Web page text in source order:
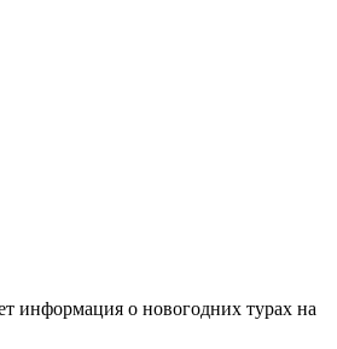
информация о новогодних турах на